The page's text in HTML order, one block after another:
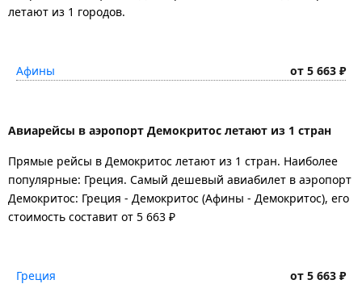
летают из 1 городов.
Афины от 5 663 ₽
Авиарейсы в аэропорт Демокритос летают из 1 стран
Прямые рейсы в Демокритос летают из 1 стран. Наиболее
популярные: Греция. Самый дешевый авиабилет в аэропорт
Демокритос: Греция - Демокритос (Афины - Демокритос), его
стоимость составит от 5 663 ₽
Греция от 5 663 ₽